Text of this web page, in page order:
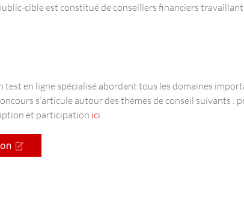
cible est constitué de conseillers financiers
test en ligne spécialisé abordant tous les domaines
s’articule autour des thèmes de conseil suivants
et participation ici